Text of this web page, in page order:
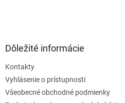
Dôležité informácie
Kontakty
Vyhlásenie o prístupnosti
Všeobecné obchodné podmienky